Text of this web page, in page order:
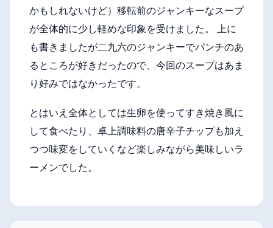
かもしれないけど）移転前のジャンキーなスープ
が全体的に少し軽めな印象を受けました。 上に
も書きましたが二九六のジャンキーでパンチのあ
るところが好きだったので、今回のスープはあま
り好みではなかったです。
とはいえ全体としては生卵を使ってすき焼き風に
して食べたり、卓上調味料の唐辛子チップも加え
つつ味変をしていくなど楽しみながら美味しいラ
ーメンでした。